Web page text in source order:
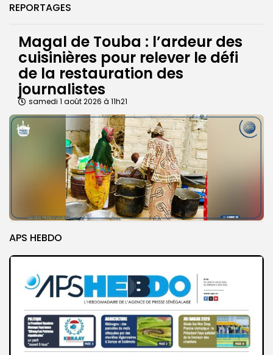
REPORTAGES
Magal de Touba : l’ardeur des
cuisinières pour relever le défi
de la restauration des
journalistes
samedi 1 août 2026 à 11h21
APS HEBDO